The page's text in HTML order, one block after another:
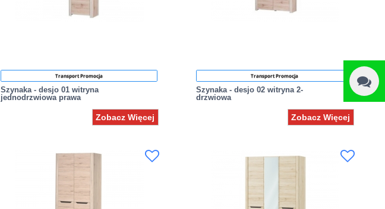
Transport Promocja
Szynaka - desjo 01 witryna
jednodrzwiowa prawa
Zobacz Więcej
Transport Promocja
Szynaka - desjo 02 witryna 2-
drzwiowa
Zobacz Więcej